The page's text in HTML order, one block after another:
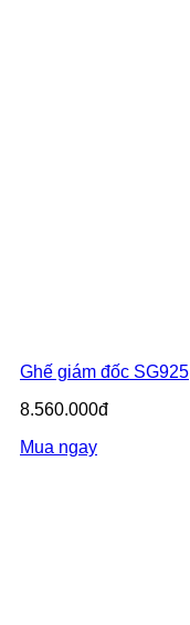
Ghế giám đốc SG925
8.560.000đ
Mua ngay